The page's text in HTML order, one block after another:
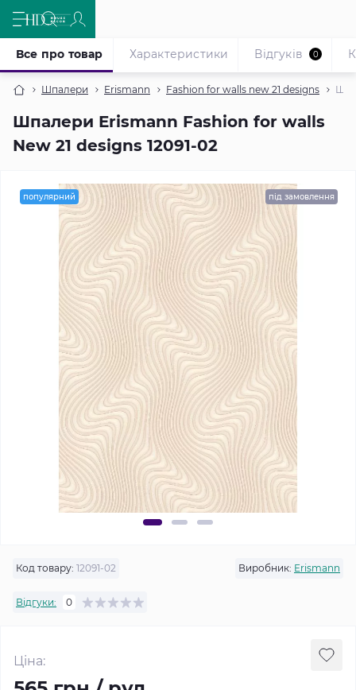
Шпалери Erismann Fashion for walls new 21 designs
Шпалери Erismann Fashion for walls
New 21 designs 12091-02
Все про товар Характеристики Відгуків 0
популярний під замовлення
Код товару: 12091-02 Виробник: Erismann
Відгуки: 0
Ціна: